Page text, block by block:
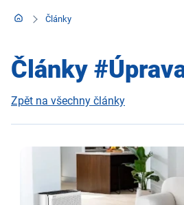
Články
Články
Zpět na všechny články